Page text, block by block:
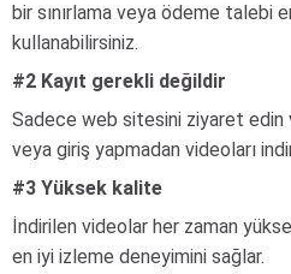
bir sınırlama veya ödeme talebi
kullanabilirsiniz.
#2 Kayıt gerekli değildir
Sadece web sitesini ziyaret edin
veya giriş yapmadan videoları
#3 Yüksek kalite
İndirilen videolar her zaman
en iyi izleme deneyimini sağlar.